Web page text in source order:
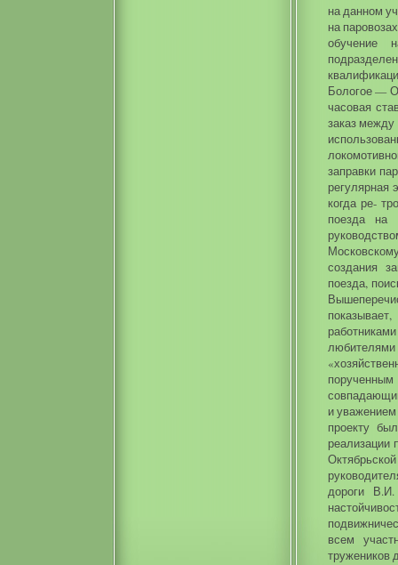
на данном
на
обучение
Бологое —
часовая
заказ между
заправки
регулярная
когда ре-
поезда на
создания
поезда,
любителями
и
проекту
реализации
дороги
всем
тружеников